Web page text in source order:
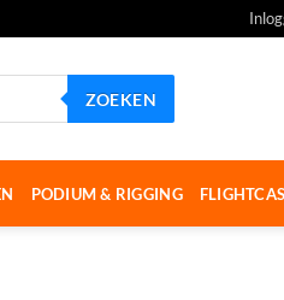
ZOEKEN
PODIUM & RIGGING